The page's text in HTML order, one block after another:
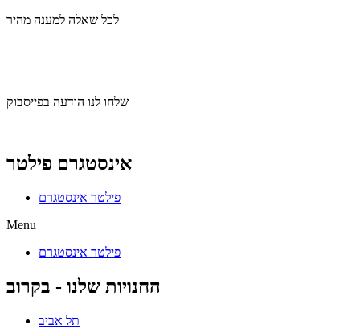
לכל שאלה למענה מהיר
שלחו לנו הודעה בפייסבוק
אינסטגרם פילטר
פילטר אינסטגרם
Menu
פילטר אינסטגרם
החנויות שלנו - בקרוב
תל אביב